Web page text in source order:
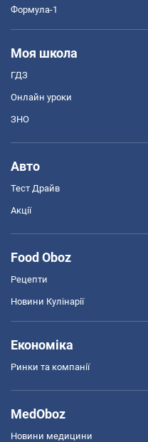
Формула-1
Моя школа
ГДЗ
Онлайн уроки
ЗНО
Авто
Тест Драйв
Акції
Food Oboz
Рецепти
Новини Кулінарії
Економіка
Ринки та компанії
MedOboz
Новини медицини